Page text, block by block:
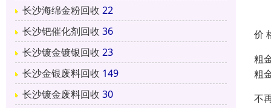
长沙海绵金粉回收 22
长沙钯催化剂回收 36
长沙镀金镀银回收 23
长沙金银废料回收 149
长沙镀金废料回收 30
价
粗
粗
不